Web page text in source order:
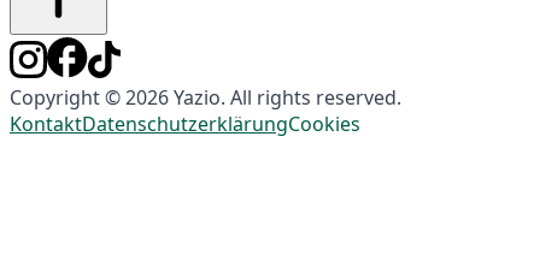
Copyright © 2026 Yazio. All rights reserved.
KontaktDatenschutzerklärungCookies